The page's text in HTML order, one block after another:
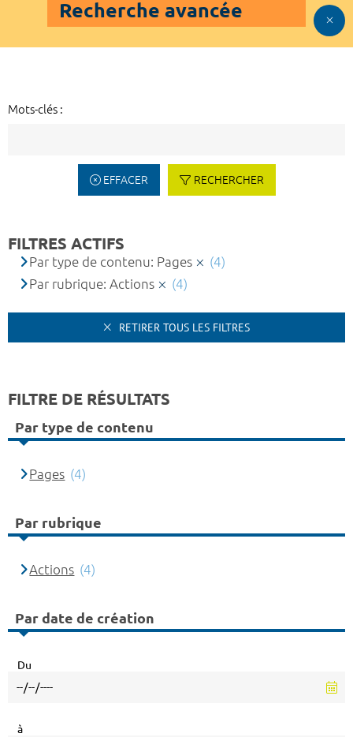
Recherche avancée
Mots-clés :
EFFACER RECHERCHER
FILTRES ACTIFS
Par type de contenu: Pages
(4)
Par rubrique: Actions
(4)
RETIRER TOUS LES FILTRES
FILTRE DE RÉSULTATS
Par type de contenu
Pages (4)
Par rubrique
Actions (4)
Par date de création
Du
à